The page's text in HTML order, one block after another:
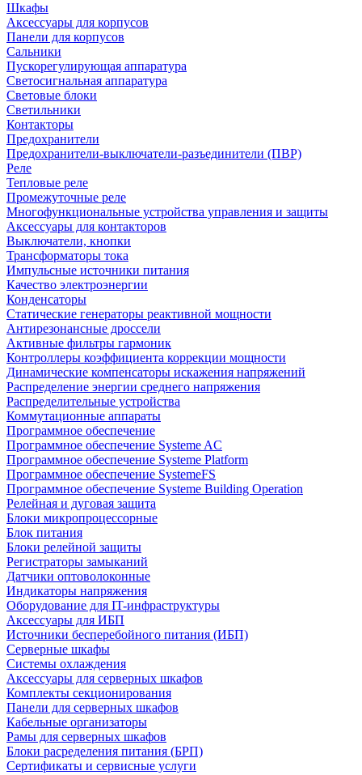
Шкафы
Аксессуары для корпусов
Панели для корпусов
Сальники
Пускорегулирующая аппаратура
Светосигнальная аппаратура
Световые блоки
Светильники
Контакторы
Предохранители
Предохранители-выключатели-разъединители (ПВР)
Реле
Тепловые реле
Промежуточные реле
Многофункциональные устройства управления и защиты
Аксессуары для контакторов
Выключатели, кнопки
Трансформаторы тока
Импульсные источники питания
Качество электроэнергии
Конденсаторы
Статические генераторы реактивной мощности
Антирезонансные дроссели
Активные фильтры гармоник
Контроллеры коэффициента коррекции мощности
Динамические компенсаторы искажения напряжений
Распределение энергии среднего напряжения
Распределительные устройства
Коммутационные аппараты
Программное обеспечение
Программное обеспечение Systeme AC
Программное обеспечение Systeme Platform
Программное обеспечение SystemeFS
Программное обеспечение Systeme Building Operation
Релейная и дуговая защита
Блоки микропроцессорные
Блок питания
Блоки релейной защиты
Регистраторы замыканий
Датчики оптоволоконные
Индикаторы напряжения
Оборудование для IT-инфраструктуры
Аксессуары для ИБП
Источники бесперебойного питания (ИБП)
Серверные шкафы
Системы охлаждения
Аксессуары для серверных шкафов
Комплекты секционирования
Панели для серверных шкафов
Кабельные организаторы
Рамы для серверных шкафов
Блоки расределения питания (БРП)
Сертификаты и сервисные услуги